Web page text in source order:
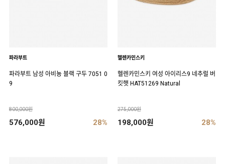
파라부트
파라부트 남성 아비뇽 블랙 구두 7051 0
9
800,000원
576,000원 28%
헬렌카민스키
헬렌카민스키 여성 아이리스9 네추럴 버
킷햇 HAT51269 Natural
275,000원
198,000원 28%